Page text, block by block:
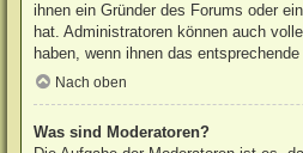
ihnen ein Gründer des Forums oder
hat. Administratoren können auch
haben, wenn ihnen das
Nach oben
Was sind Moderatoren?